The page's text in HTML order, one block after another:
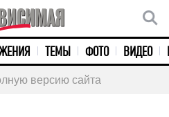
ТЕМЫ ФОТО ВИДЕО
версию сайта